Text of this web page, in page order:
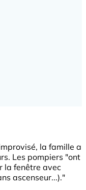
la famille a
Les pompiers "ont
la fenêtre avec
ascenseur...)."